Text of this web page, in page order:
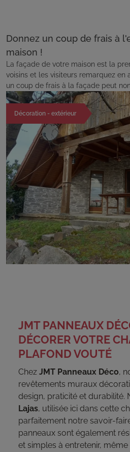
Donnez un coup de frais à
maison !
La façade de votre maison est la
voisins et les visiteurs remarquez en
un coup de frais à la façade peut
l'esthétique de votre maison, mais
vie et une nouvelle personnalité.
Décoration - extérieur
JMT PANNEAUX
DÉCORER VOTRE
PLAFOND VOUTÉ
Chez JMT Panneaux Déco,
revêtements muraux
design, praticité et durabilité.
Lajas, utilisée ici dans cette
parfaitement notre savoir-
panneaux sont également
et simples à entretenir, même